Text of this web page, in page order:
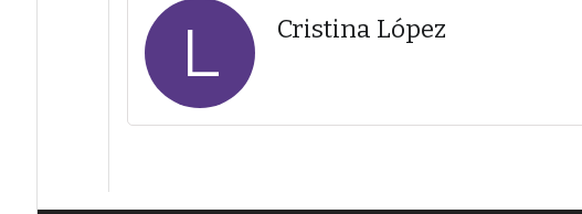
L Cristina López